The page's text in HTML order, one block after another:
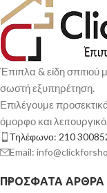
Έπιπλα & είδη σπιτιού
σωστή εξυπηρέτηση.
Επιλέγουμε
όμορφο και
Τηλέφωνο: 210
Email:
ΠΡΌΣΦΑΤΑ ΆΡΘΡΑ